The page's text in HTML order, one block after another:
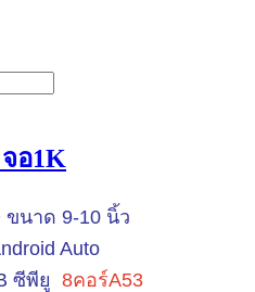
อ1K
ขนาด 9-10 นิ้ว
Auto
ซีพียู 8คอร์A53